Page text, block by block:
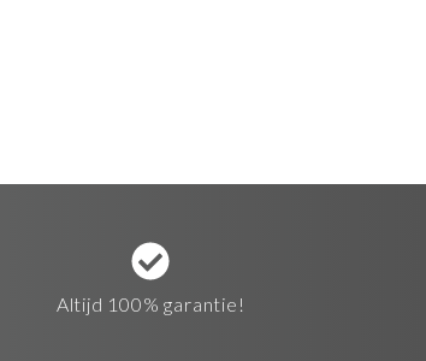
Altijd 100% garantie!